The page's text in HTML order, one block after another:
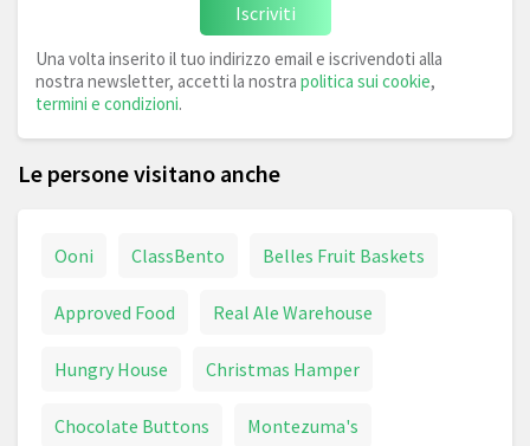
Iscriviti
Una volta inserito il tuo indirizzo email e iscrivendoti alla
nostra newsletter, accetti la nostra politica sui cookie,
termini e condizioni.
Le persone visitano anche
Ooni ClassBento Belles Fruit Baskets
Approved Food Real Ale Warehouse
Hungry House Christmas Hamper
Chocolate Buttons Montezuma's